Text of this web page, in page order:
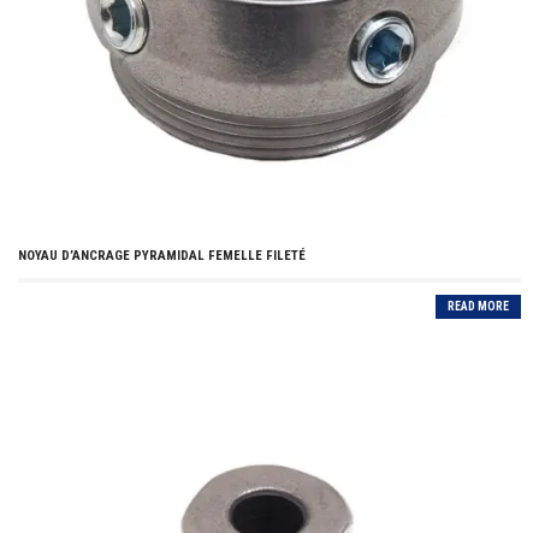
NOYAU D’ANCRAGE PYRAMIDAL FEMELLE FILETÉ
READ MORE